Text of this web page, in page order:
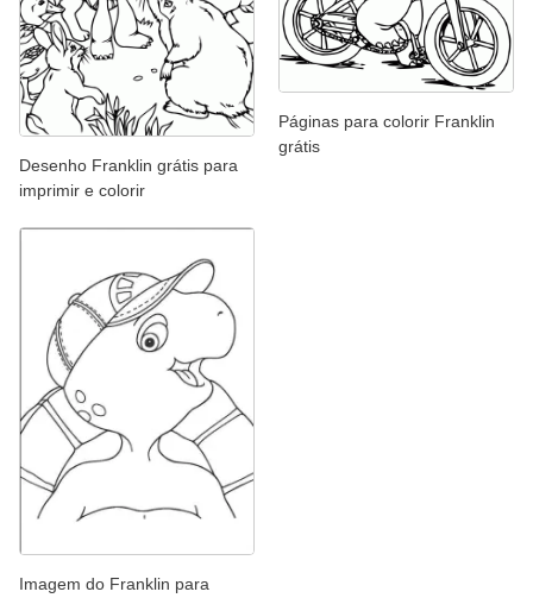
Desenho Franklin grátis para
imprimir e colorir
Páginas para colorir Franklin
grátis
Imagem do Franklin para